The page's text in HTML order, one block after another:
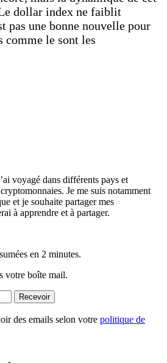
dollar index ne faiblit
pas une bonne nouvelle pour
comme le sont les
voyagé dans différents pays et
Je me suis notamment
et je souhaite partager mes
à apprendre et à partager.
en 2 minutes.
votre boîte mail.
Recevoir
des emails selon votre politique de